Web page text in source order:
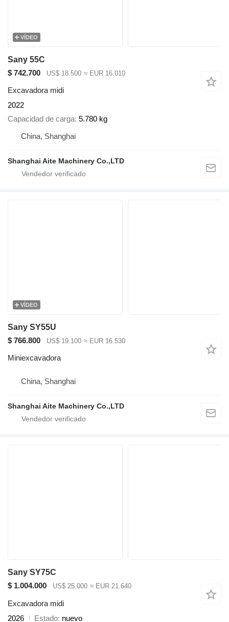
VÍDEO
Sany 55C
$ 742.700
US$ 18.500 ≈ EUR 16.010
Excavadora midi
2022
Capacidad de carga 5.780 kg
China, Shanghai
Shanghai Aite Machinery Co.,LTD
VÍDEO
Sany SY55U
$ 766.800
US$ 19.100 ≈ EUR 16.530
Miniexcavadora
China, Shanghai
Shanghai Aite Machinery Co.,LTD
Sany SY75C
$ 1.004.000
US$ 25.000 ≈ EUR 21.640
Excavadora midi
2026
Estado nuevo